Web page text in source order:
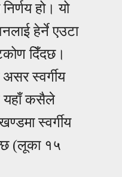
हो। यो
हेर्ने एउटा
दिँदछ।
स्वर्गीय
यहाँ कसैले
स्वर्गीय
(लूका १५